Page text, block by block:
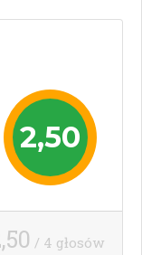
2,50
/ 4 głosów